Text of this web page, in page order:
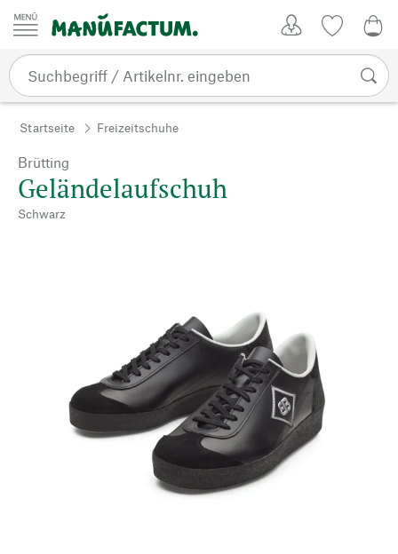
Zum Inhalt springen
Startseite Freizeitschuhe
Brütting
Geländelaufschuh
Schwarz